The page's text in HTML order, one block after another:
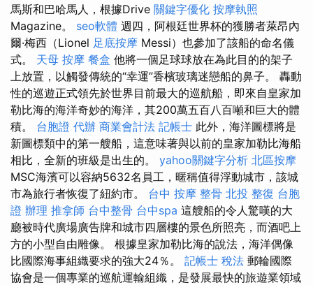
馬斯和巴哈馬人，根據Drive 關鍵字優化 按摩執照
Magazine。 seo軟體 週四，阿根廷世界杯的獲勝者萊昂內
爾·梅西（Lionel 足底按摩 Messi）也參加了該船的命名儀
式。 天母 按摩 餐盒 他將一個足球球放在為此目的的架子
上放置，以觸發傳統的“幸運”香檳玻璃迷戀船的鼻子。 轟動
性的巡遊正式領先於世界目前最大的巡航船，即來自皇家加
勒比海的海洋奇妙的海洋，其200萬五百八百噸和巨大的體
積。 台胞證 代辦 商業會計法 記帳士 此外，海洋圖標將是
新圖標類中的第一艘船，這意味著與以前的皇家加勒比海船
相比，全新的班級是出生的。 yahoo關鍵字分析 北區按摩
MSC海濱可以容納5632名員工，暱稱值得浮動城市，該城
市為旅行者恢復了紐約市。 台中 按摩 整骨 北投 整復 台胞
證 辦理 推拿師 台中整骨 台中spa 這艘船的令人驚嘆的大
廳被時代廣場廣告牌和城市四層樓的景色所照亮，而酒吧上
方的小型自由雕像。 根據皇家加勒比海的說法，海洋偶像
比國際海事組織要求的強大24％。 記帳士 稅法 郵輪國際
協會是一個專業的巡航運輸組織，是發展最快的旅遊業領域